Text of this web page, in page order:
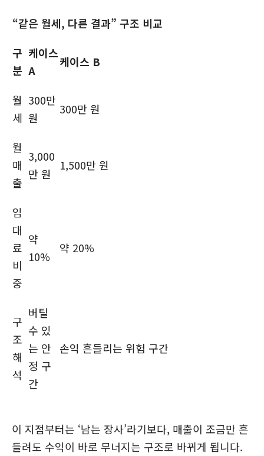
“같은 월세, 다른 결과” 구조 비교
구
분
케이스
A
케이스 B
월
세
300만
원
300만 원
월
매
출
3,000
만 원
1,500만 원
임
대
료
비
중
약
10%
약 20%
구
조
해
석
버틸
수 있
는 안
정 구
간
손익 흔들리는 위험 구간
이 지점부터는 ‘남는 장사’라기보다, 매출이 조금만 흔
들려도 수익이 바로 무너지는 구조로 바뀌게 됩니다.